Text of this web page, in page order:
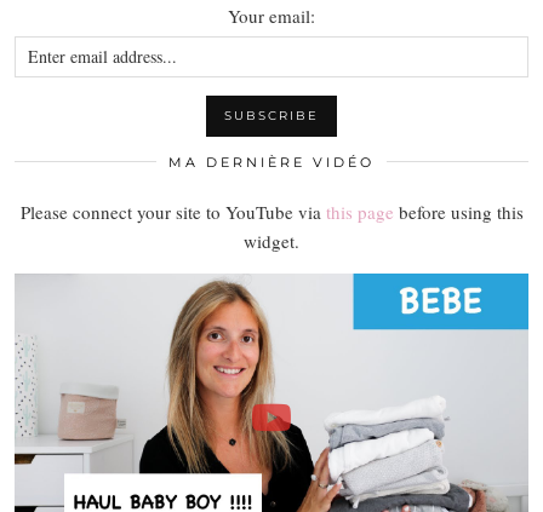
Your email:
MA DERNIÈRE VIDÉO
Please connect your site to YouTube via this page before using this
widget.